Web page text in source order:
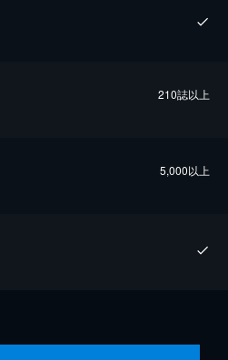
210誌以上
5,000以上